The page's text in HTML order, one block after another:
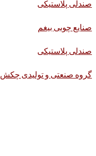
صندلی پلاستیکی
صنایع چوبی بیغم
صندلی پلاستیکی
گروه صنعتی و تولیدی چکش